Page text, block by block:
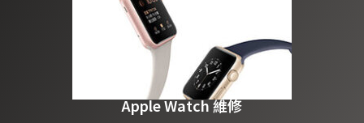
Apple Watch 維修